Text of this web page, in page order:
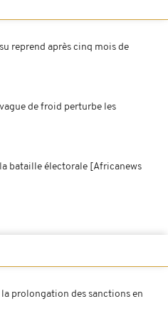
reprend après cinq mois de
de froid perturbe les
bataille électorale [Africanews
prolongation des sanctions en